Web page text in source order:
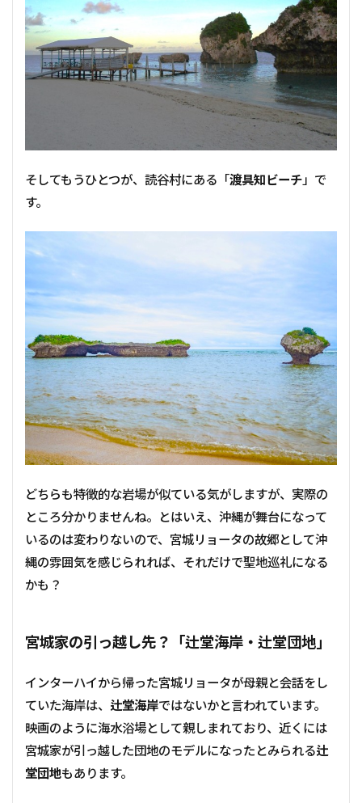
そしてもうひとつが、読谷村にある「渡具知ビーチ 」で
す。
どちらも特徴的な岩場が似ている気がしますが、実際の
ところ分かりませんね。とはいえ、沖縄が舞台になって
いるのは変わりないので、宮城リョータの故郷として沖
縄の雰囲気を感じられれば、それだけで聖地巡礼になる
かも？
宮城家の引っ越し先？「辻堂海岸・辻堂団地」
インターハイから帰った宮城リョータが母親と会話をし
ていた海岸は、 辻堂海岸ではないかと言われています。
映画のように海水浴場として親しまれており、近くには
宮城家が引っ越した団地のモデルになったとみられる辻
堂団地もあります。